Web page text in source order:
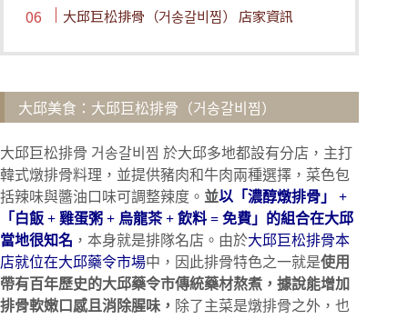
大邱巨松排骨（거송갈비찜） 店家資訊
大邱美食：大邱巨松排骨（거송갈비찜）
大邱巨松排骨 거송갈비찜 於大邱多地都設有分店，主打
韓式燉排骨料理，並提供豬肉和牛肉兩種選擇，菜色包
括辣味與醬油口味可調整辣度。 並以「濃醇燉排骨」 +
「白飯 + 雞蛋粥 + 烏龍茶 + 飲料 = 免費」的組合在大邱
當地很知名 ，本身就是排隊名店。由於大邱巨松排骨本
店就位在大邱藥令市場中，因此排骨特色之一就是使用
帶有百年歷史的大邱藥令市傳統藥材熬煮，據說能增加
排骨軟嫩口感且消除腥味， 除了主菜是燉排骨之外，也